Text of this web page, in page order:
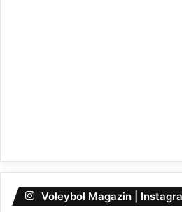
Voleybol Magazin |